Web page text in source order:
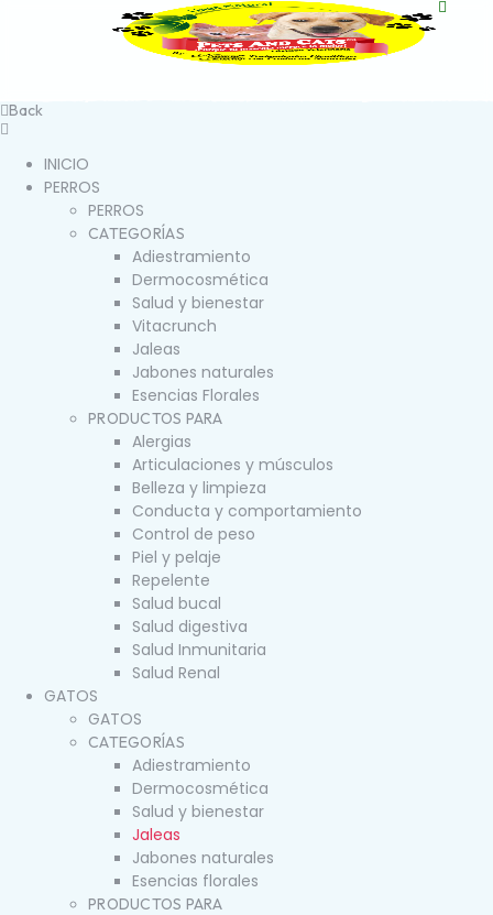
Back
INICIO
PERROS
PERROS
CATEGORÍAS
Adiestramiento
Dermocosmética
Salud y bienestar
Vitacrunch
Jaleas
Jabones naturales
Esencias Florales
PRODUCTOS PARA
Alergias
Articulaciones y músculos
Belleza y limpieza
Conducta y comportamiento
Control de peso
Piel y pelaje
Repelente
Salud bucal
Salud digestiva
Salud Inmunitaria
Salud Renal
GATOS
GATOS
CATEGORÍAS
Adiestramiento
Dermocosmética
Salud y bienestar
Jaleas
Jabones naturales
Esencias florales
PRODUCTOS PARA